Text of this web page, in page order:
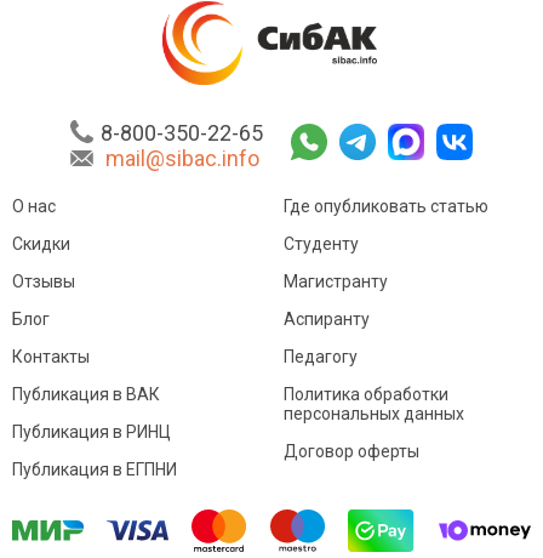
8-800-350-22-65
mail@sibac.info
О нас
Скидки
Отзывы
Блог
Контакты
Где опубликовать статью
Студенту
Магистранту
Аспиранту
Педагогу
Публикация в ВАК
Публикация в РИНЦ
Публикация в ЕГПНИ
Политика обработки
персональных данных
Договор оферты